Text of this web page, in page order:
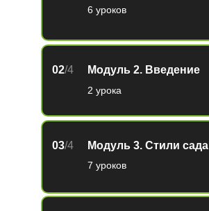
6 уроков
Модуль 2. Введение
02/4
2 урока
Модуль 3. Стили сада
03/4
7 уроков